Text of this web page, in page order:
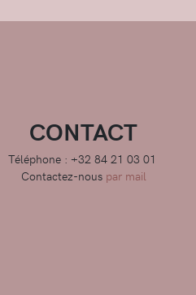
CONTACT
Téléphone : +32 84 21 03 01
Contactez-nous par mail